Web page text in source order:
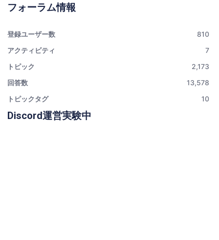
フォーラム情報
登録ユーザー数
810
アクティビティ
7
トピック
2,173
回答数
13,578
トピックタグ
10
Discord運営実験中